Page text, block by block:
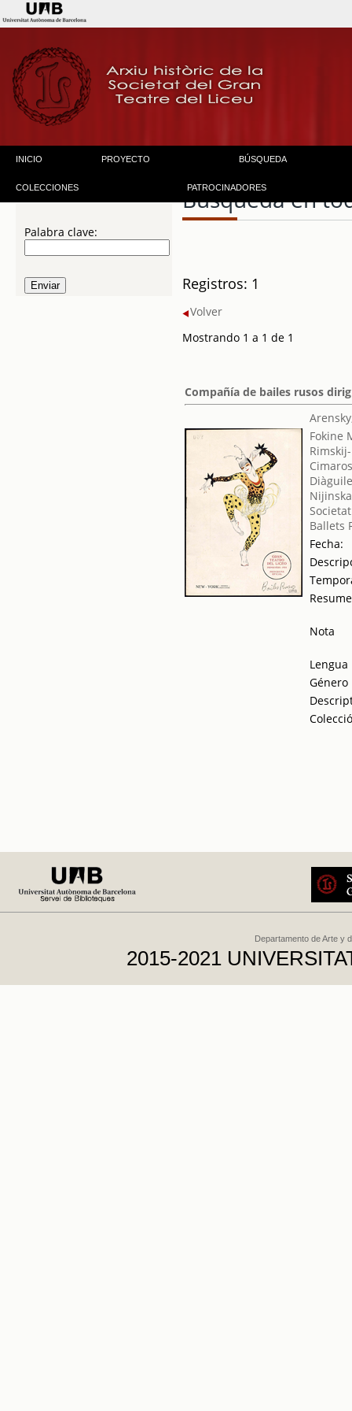
INICIO PROYECTO BÚSQUEDA
COLECCIONES PATROCINADORES
Palabra clave:
Búsqueda en
Registros: 1
Volver
Mostrando 1 a 1 de 1
Compañía de bailes rusos
Fokine
Ballets
Fecha:
Nota
Lengua
Género
Departamento de Arte y
2015-2021